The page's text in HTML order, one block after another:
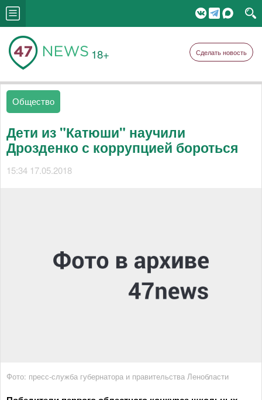
18+ Сделать новость
Общество
Дети из "Катюши" научили
Дрозденко с коррупцией бороться
15:34 17.05.2018
Фото: пресс-служба губернатора и правительства Ленобласти